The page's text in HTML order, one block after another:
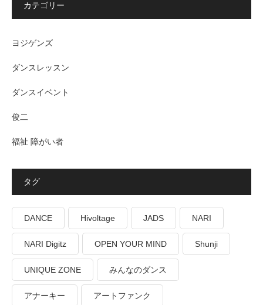
カテゴリー
ヨジゲンズ
ダンスレッスン
ダンスイベント
俊二
福祉 障がい者
タグ
DANCE Hivoltage JADS NARI
NARI Digitz OPEN YOUR MIND Shunji
UNIQUE ZONE みんなのダンス
アナーキー アートファンク